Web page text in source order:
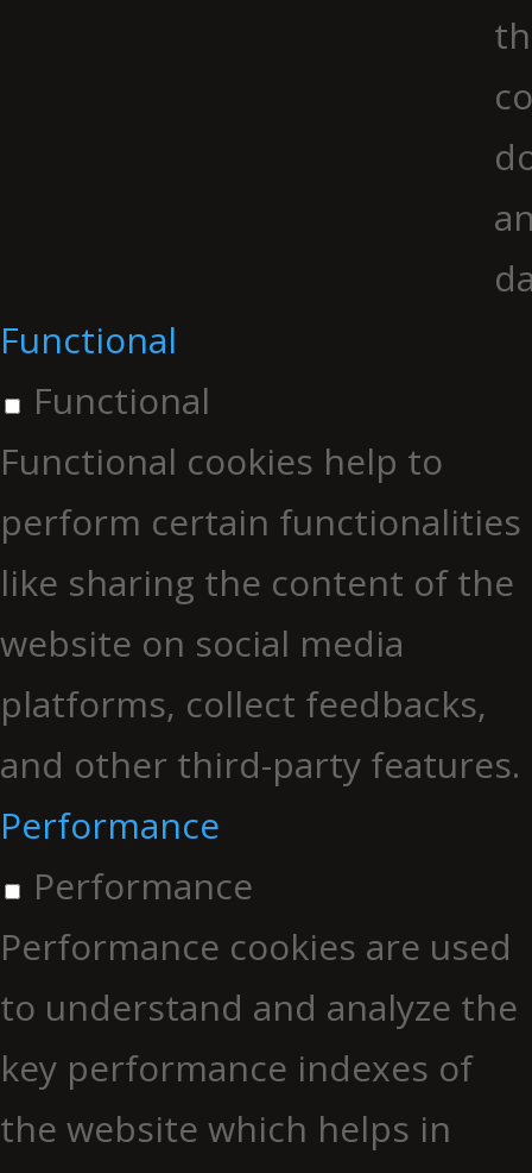
Functional
Functional
Functional cookies help to
perform certain functionalities
like sharing the content of the
website on social media
platforms, collect feedbacks,
and other third-party features.
Performance
Performance
Performance cookies are used
to understand and analyze the
key performance indexes of
the website which helps in